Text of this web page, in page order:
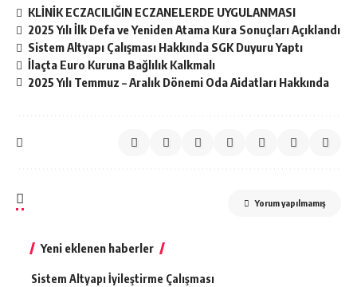
KLİNİK ECZACILIĞIN ECZANELERDE UYGULANMASI
2025 Yılı İlk Defa ve Yeniden Atama Kura Sonuçları Açıklandı
Sistem Altyapı Çalışması Hakkında SGK Duyuru Yaptı
İlaçta Euro Kuruna Bağlılık Kalkmalı
2025 Yılı Temmuz – Aralık Dönemi Oda Aidatları Hakkında
Yorum yapılmamış
Yeni eklenen haberler
Sistem Altyapı İyileştirme Çalışması